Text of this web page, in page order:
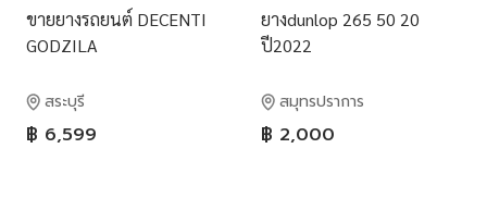
ขายยางรถยนต์ DECENTI
GODZILA
สระบุรี
฿ 6,599
ยางdunlop 265 50 20
ปี2022
สมุทรปราการ
฿ 2,000